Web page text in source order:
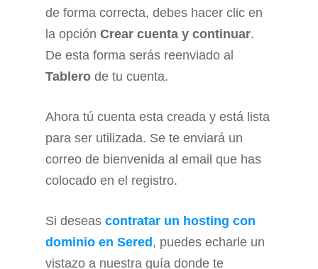
de forma correcta, debes hacer clic en
la opción Crear cuenta y continuar.
De esta forma serás reenviado al
Tablero de tu cuenta.
Ahora tú cuenta esta creada y está lista
para ser utilizada. Se te enviará un
correo de bienvenida al email que has
colocado en el registro.
Si deseas contratar un hosting con
dominio en Sered , puedes echarle un
vistazo a nuestra guía donde te